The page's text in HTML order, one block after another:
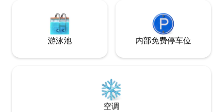
游泳池 内部免费停车位
空调